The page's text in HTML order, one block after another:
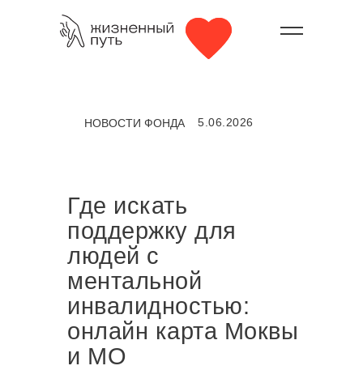
НОВОСТИ ФОНДА 5.06.2026
Где искать
поддержку для
людей с
ментальной
инвалидностью:
онлайн карта Моквы
и МО